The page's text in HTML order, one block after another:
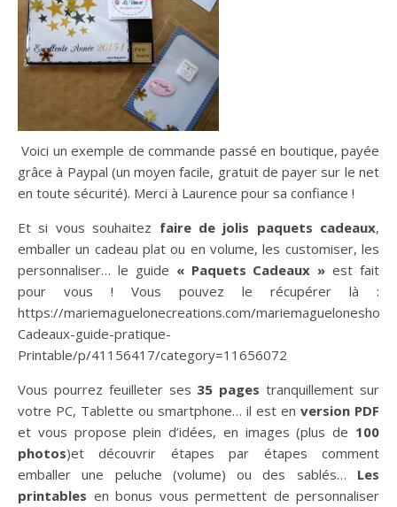
Voici un exemple de commande passé en boutique, payée
grâce à Paypal (un moyen facile, gratuit de payer sur le net
en toute sécurité). Merci à Laurence pour sa confiance !
Et si vous souhaitez faire de jolis paquets cadeaux,
emballer un cadeau plat ou en volume, les customiser, les
personnaliser… le guide « Paquets Cadeaux » est fait
pour vous ! Vous pouvez le récupérer là :
https://mariemaguelonecreations.com/
Cadeaux-guide-pratique-
Printable/p/41156417/category=11656072
Vous pourrez feuilleter ses 35 pages tranquillement sur
votre PC, Tablette ou smartphone… il est en version PDF
et vous propose plein d’idées, en images (plus de 100
photos)et découvrir étapes par étapes comment
emballer une peluche (volume) ou des sablés… Les
printables en bonus vous permettent de personnaliser